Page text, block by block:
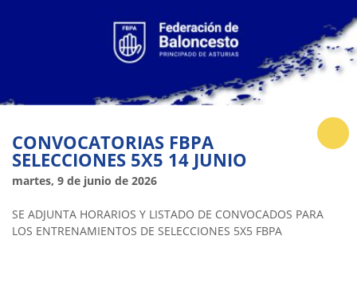
CONVOCATORIAS FBPA
SELECCIONES 5X5 14 JUNIO
martes, 9 de junio de 2026
SE ADJUNTA HORARIOS Y LISTADO DE CONVOCADOS PARA
LOS ENTRENAMIENTOS DE SELECCIONES 5X5 FBPA